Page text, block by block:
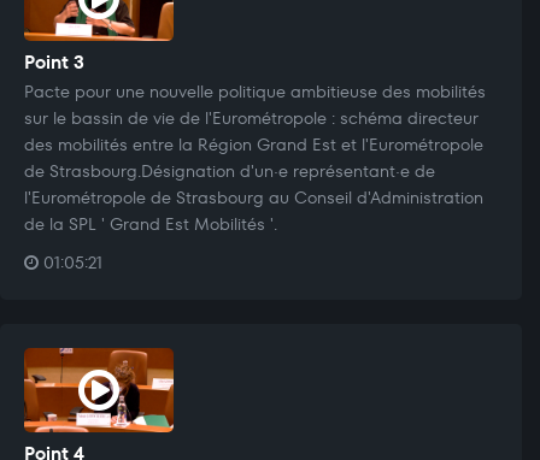
Point 3
Pacte pour une nouvelle politique ambitieuse des mobilités
sur le bassin de vie de l'Eurométropole : schéma directeur
des mobilités entre la Région Grand Est et l'Eurométropole
de Strasbourg.Désignation d'un·e représentant·e de
l'Eurométropole de Strasbourg au Conseil d'Administration
de la SPL ' Grand Est Mobilités '.
01:05:21
Point 4